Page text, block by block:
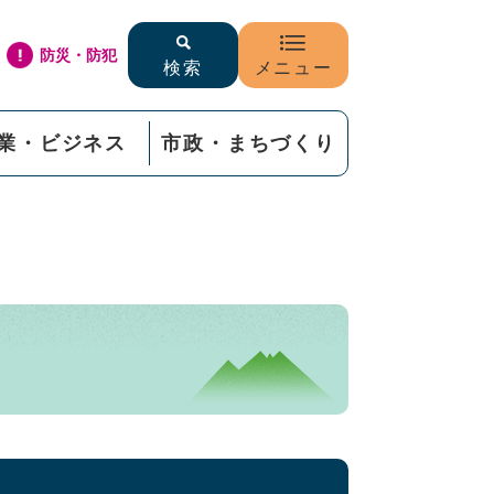
防災・防犯
検索 メニュー
・ビジネス 市政・まちづくり